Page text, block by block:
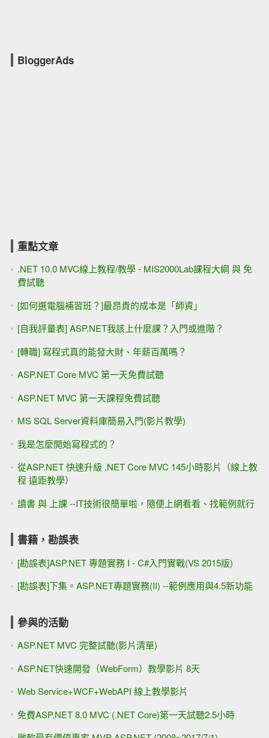
BloggerAds
重點文章
.NET 10.0 MVC線上教程/教學 - MIS2000Lab課程大綱 與 免
費試聽
[如何選電腦補習班？]最昂貴的成本是「師資」
[自我評量表] ASP.NET我該上什麼課？入門或進階？
[轉職] 寫程式真的能發大財、年薪百萬嗎？
ASP.NET Core MVC 第一天免費試聽
ASP.NET MVC 第一天課程免費試聽
MS SQL Server資料庫簡易入門(影片教學)
我是怎麼開始寫程式的？
從ASP.NET 快速升級 .NET Core MVC 145小時影片（線上教
程 遠距教學）
讀書 與 上課 --IT技術很簡單啦，隨便上網看看、找範例就行
書籍，勘誤表
[勘誤表]ASP.NET 專題實務 I - C#入門實戰(VS 2015版)
[勘誤表]下集。ASP.NET專題實務(II) --範例應用與4.5新功能
參與的活動
ASP.NET MVC 完整試聽(影片清單)
ASP.NET快速開發（WebForm）教學影片 8天
Web Service+WCF+WebAPI 線上教學影片
免費ASP.NET 8.0 MVC (.NET Core)第一天試聽2.5小時